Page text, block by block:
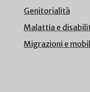
Genitorialità
Malattia e
Migrazioni e